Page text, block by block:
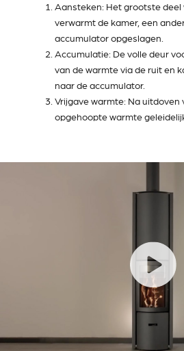
Aansteken: Het grootste deel
verwarmt de kamer, een
accumulator opgeslagen.
Accumulatie: De volle deur
van de warmte via de ruit en
naar de accumulator.
Vrijgave warmte: Na uitdoven
opgehoopte warmte